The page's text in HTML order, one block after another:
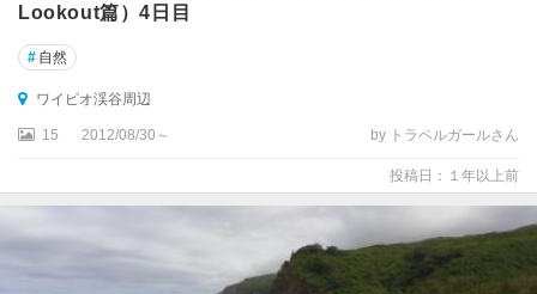
Lookout篇）4日目
# 自然
ワイピオ渓谷周辺
15 2012/08/30～ by トラベルガールさん
投稿日：１年以上前